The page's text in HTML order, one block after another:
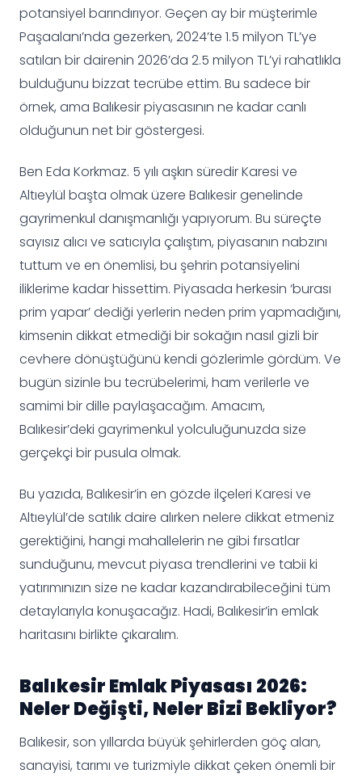
potansiyel barındırıyor. Geçen ay bir müşterimle
Paşaalanı’nda gezerken, 2024’te 1.5 milyon TL’ye
satılan bir dairenin 2026’da 2.5 milyon TL’yi rahatlıkla
bulduğunu bizzat tecrübe ettim. Bu sadece bir
örnek, ama Balıkesir piyasasının ne kadar canlı
olduğunun net bir göstergesi.
Ben Eda Korkmaz. 5 yılı aşkın süredir Karesi ve
Altıeylül başta olmak üzere Balıkesir genelinde
gayrimenkul danışmanlığı yapıyorum. Bu süreçte
sayısız alıcı ve satıcıyla çalıştım, piyasanın nabzını
tuttum ve en önemlisi, bu şehrin potansiyelini
iliklerime kadar hissettim. Piyasada herkesin ‘burası
prim yapar’ dediği yerlerin neden prim yapmadığını,
kimsenin dikkat etmediği bir sokağın nasıl gizli bir
cevhere dönüştüğünü kendi gözlerimle gördüm. Ve
bugün sizinle bu tecrübelerimi, ham verilerle ve
samimi bir dille paylaşacağım. Amacım,
Balıkesir’deki gayrimenkul yolculuğunuzda size
gerçekçi bir pusula olmak.
Bu yazıda, Balıkesir’in en gözde ilçeleri Karesi ve
Altıeylül’de satılık daire alırken nelere dikkat etmeniz
gerektiğini, hangi mahallelerin ne gibi fırsatlar
sunduğunu, mevcut piyasa trendlerini ve tabii ki
yatırımınızın size ne kadar kazandırabileceğini tüm
detaylarıyla konuşacağız. Hadi, Balıkesir’in emlak
haritasını birlikte çıkaralım.
Balıkesir Emlak Piyasası 2026:
Neler Değişti, Neler Bizi Bekliyor?
Balıkesir, son yıllarda büyük şehirlerden göç alan,
sanayisi, tarımı ve turizmiyle dikkat çeken önemli bir